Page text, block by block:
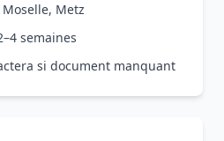
Moselle, Metz
semaines
si document manquant